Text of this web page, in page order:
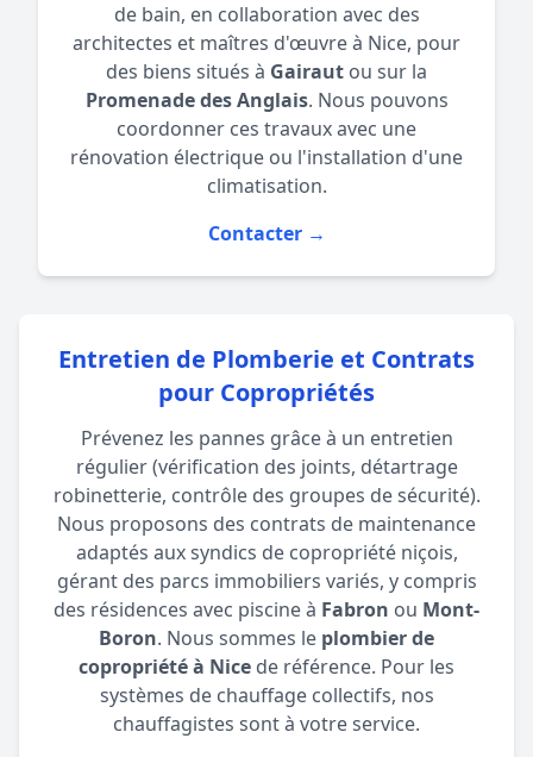
de bain, en collaboration avec des
architectes et maîtres d'œuvre à Nice, pour
des biens situés à Gairaut ou sur la
Promenade des Anglais. Nous pouvons
coordonner ces travaux avec une
rénovation électrique ou l'installation d'une
climatisation.
Contacter →
Entretien de Plomberie et Contrats
pour Copropriétés
Prévenez les pannes grâce à un entretien
régulier (vérification des joints, détartrage
robinetterie, contrôle des groupes de sécurité).
Nous proposons des contrats de maintenance
adaptés aux syndics de copropriété niçois,
gérant des parcs immobiliers variés, y compris
des résidences avec piscine à Fabron ou Mont-
Boron. Nous sommes le plombier de
copropriété à Nice de référence. Pour les
systèmes de chauffage collectifs, nos
chauffagistes sont à votre service.